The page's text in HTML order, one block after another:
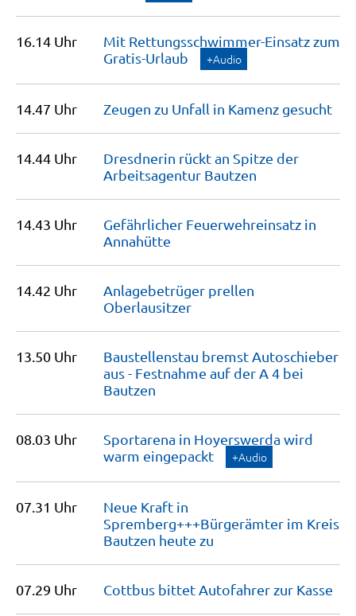
16.14 Uhr
Mit Rettungsschwimmer-Einsatz zum
Gratis-Urlaub
+Audio
14.47 Uhr Zeugen zu Unfall in Kamenz gesucht
14.44 Uhr
Dresdnerin rückt an Spitze der
Arbeitsagentur Bautzen
14.43 Uhr
Gefährlicher Feuerwehreinsatz in
Annahütte
14.42 Uhr
Anlagebetrüger prellen
Oberlausitzer
13.50 Uhr
Baustellenstau bremst Autoschieber
aus - Festnahme auf der A 4 bei
Bautzen
08.03 Uhr
Sportarena in Hoyerswerda wird
warm eingepackt +Audio
07.31 Uhr
Neue Kraft in
Spremberg+++Bürgerämter im Kreis
Bautzen heute zu
07.29 Uhr Cottbus bittet Autofahrer zur Kasse